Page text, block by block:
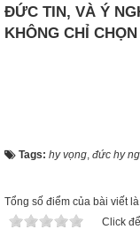
ĐỨC TIN, VÀ Ý
KHÔNG CHỈ
Tags: hy vọng, đức hy
Tổng số điểm của bài viết
Click